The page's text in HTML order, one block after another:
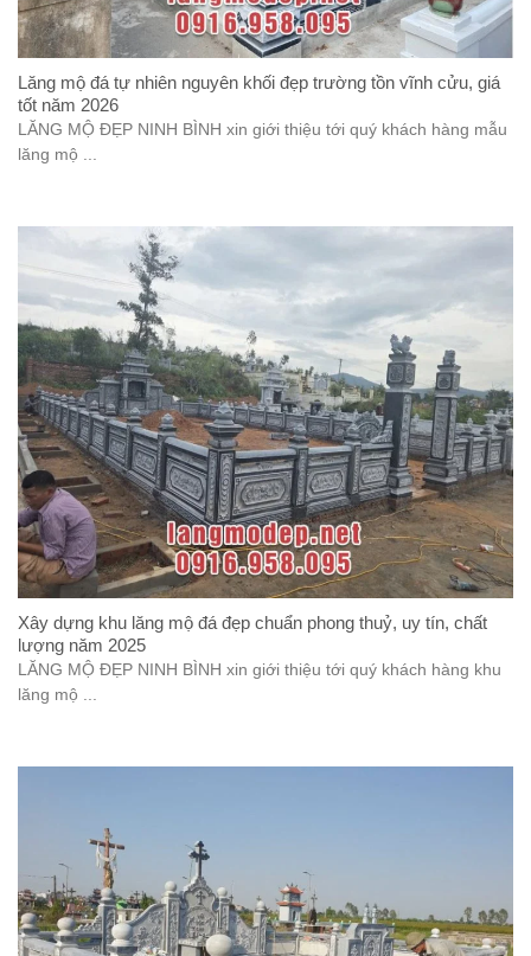
Lăng mộ đá tự nhiên nguyên khối đẹp trường tồn vĩnh cửu, giá
tốt năm 2026
LĂNG MỘ ĐẸP NINH BÌNH xin giới thiệu tới quý khách hàng mẫu
lăng mộ ...
Xây dựng khu lăng mộ đá đẹp chuẩn phong thuỷ, uy tín, chất
lượng năm 2025
LĂNG MỘ ĐẸP NINH BÌNH xin giới thiệu tới quý khách hàng khu
lăng mộ ...